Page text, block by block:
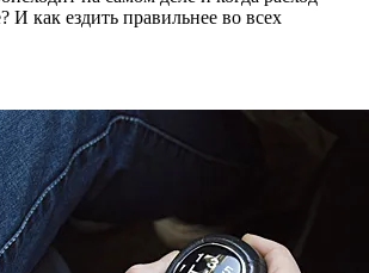
И как ездить правильнее во всех